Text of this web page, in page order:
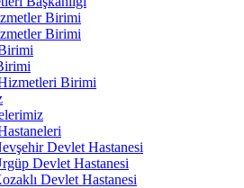
Birimi
Birimi
Birimi
Devlet Hastanesi
Devlet Hastanesi
Devlet Hastanesi